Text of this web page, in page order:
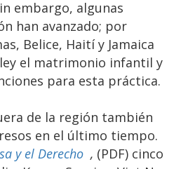
embargo, algunas
han avanzado; por
Belice, Haití y Jamaica
el matrimonio infantil y
para esta práctica.
de la región también
en el último tiempo.
y el Derecho , (PDF) cinco